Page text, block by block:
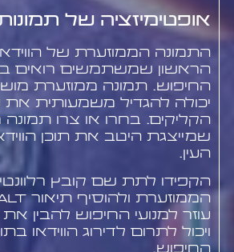
אופטימיזציה של
התמונה הממוזערת של
הראשון שמשתמשים רואים
החיפוש. תמונה ממוזערת
יכולה להגדיל משמעותית את
הקליקים. בחרו או צרו
שמייצגת היטב את תוכן
העין.
הקפידו לתת שם קובץ
עוזר למנועי החיפוש להבין
ויכול לתרום לדירוג הווידאו